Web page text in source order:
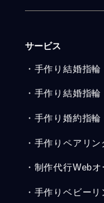
サービス
・手作り結婚指
・手作り結婚指輪
・手作り婚約指輪
・手作りペアリン
・制作代行Web
・手作りベビー